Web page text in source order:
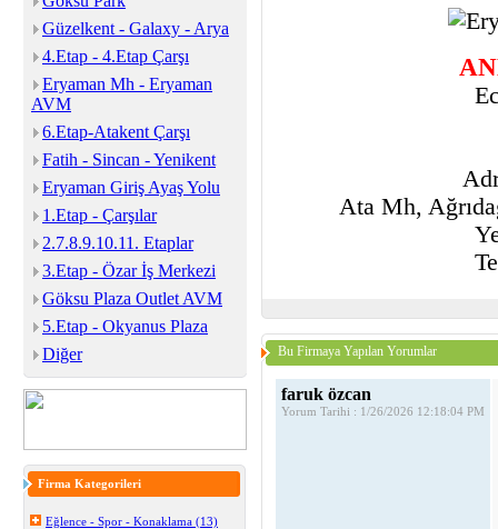
Güzelkent - Galaxy - Arya
4.Etap - 4.Etap Çarşı
Eryaman Mh - Eryaman
AVM
6.Etap-Atakent Çarşı
Fatih - Sincan - Yenikent
Eryaman Giriş Ayaş Yolu
1.Etap - Çarşılar
2.7.8.9.10.11. Etaplar
3.Etap - Özar İş Merkezi
Göksu Plaza Outlet AVM
5.Etap - Okyanus Plaza
Diğer
Firma Kategorileri
Eğlence - Spor - Konaklama (13)
Ata Mh,
Bu Firmaya Yapılan Yorumlar
faruk özcan
Yorum Tarihi : 1/26/2026 12:18:04 PM